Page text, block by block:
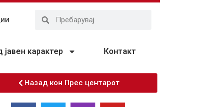
карактер Контакт
Назад кон Прес центарот